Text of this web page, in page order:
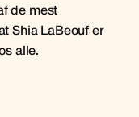
de mest
Shia LaBeouf er
alle.